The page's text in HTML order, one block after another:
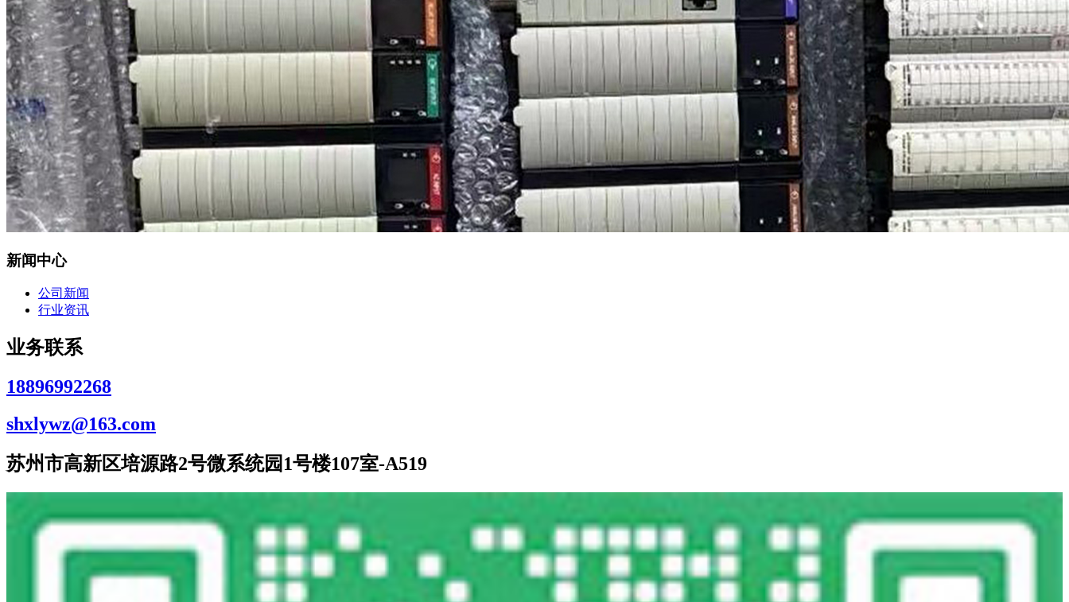
新闻中心
公司新闻
行业资讯
业务联系
18896992268
shxlywz@163.com
苏州市高新区培源路2号微系统园1号楼107室-A519